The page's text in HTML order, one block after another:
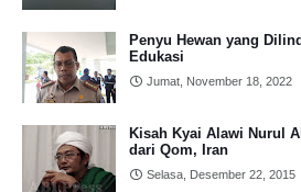
Penyu Hewan yang
Edukasi
Jumat, November 18, 2022
Kisah Kyai Alawi Nurul
dari Qom, Iran
Selasa, Desember 22, 2015